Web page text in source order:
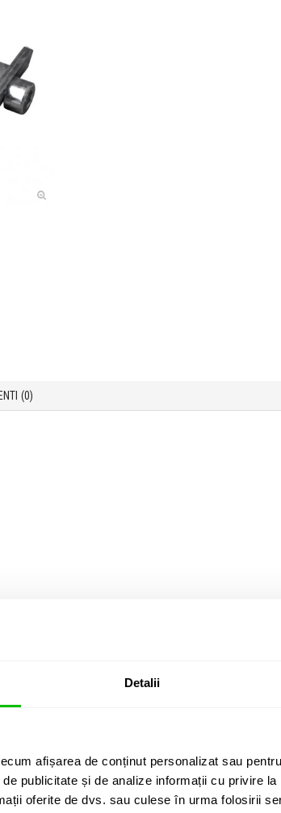
Detalii
afișarea de conținut personalizat sau
publicitate și de analize informații cu privire
oferite de dvs. sau culese în urma folosirii
(0)
si: